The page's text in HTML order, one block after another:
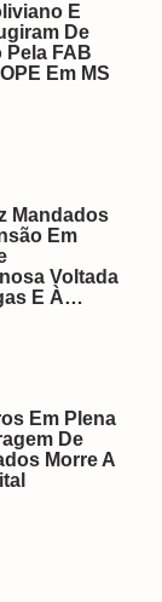
E
De
Pela FAB
Em MS
Mandados
Em
Voltada
E À…
Em Plena
De
Morre A